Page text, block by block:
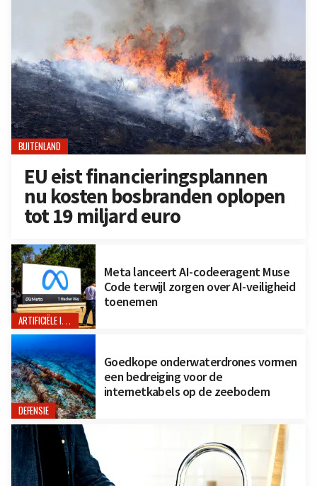
BUITENLAND
EU eist financieringsplannen
nu kosten bosbranden oplopen
tot 19 miljard euro
ARTIFICIËLE INTELLIGENTIE
Meta lanceert AI-codeeragent Muse
Code terwijl zorgen over AI-veiligheid
toenemen
DEFENSIE
Goedkope onderwaterdrones vormen
een bedreiging voor de
internetkabels op de zeebodem